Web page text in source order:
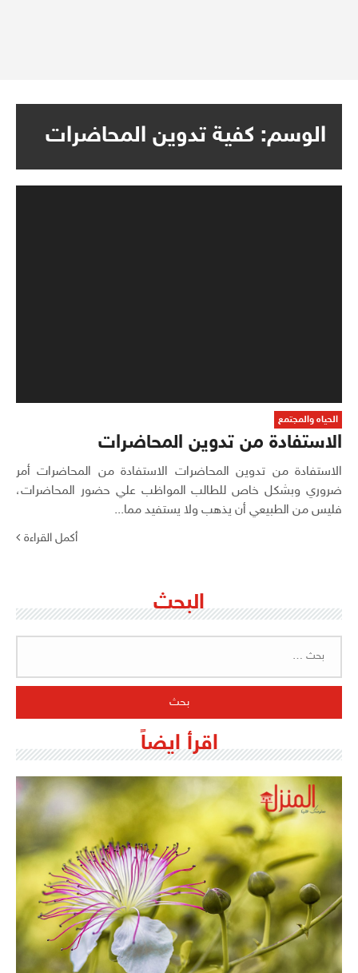
الوسم: كفية تدوين المحاضرات
الحياه والمجتمع
الاستفادة من تدوين المحاضرات
الاستفادة من تدوين المحاضرات الاستفادة من المحاضرات أمر
ضروري وبشكل خاص للطالب المواظب علي حضور المحاضرات،
فليس من الطبيعي أن يذهب ولا يستفيد مما...
أكمل القراءة
البحث
اقرأ ايضاً